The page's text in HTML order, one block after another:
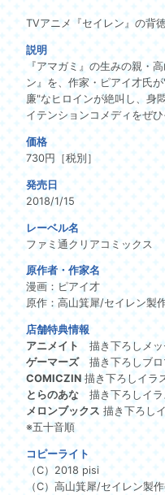
TVアニメ『セイレン』の背
説明
『アマガミ』の生みの親・
ン』を、作家・ピアイ才氏
廉"なヒロインが絶叫し、身
イテンションコメディをぜ
価格
730円［税別］
発売日
2018/1/15
レーベル名
ファミ通クリアコミックス
原作者・作家名
漫画：ピアイ才
原作：高山箕犀/セイレン製
店舗特典情報
アニメイト
描き下ろしメッ
ゲーマーズ描き下ろしブロ
COMICZIN 描き下ろしイラ
とらのあな 描き下ろしイラ
メロンブックス 描き下ろし
※五十音順
コピーライト
（C）2018 pisi
（C）高山箕犀/セイレン製